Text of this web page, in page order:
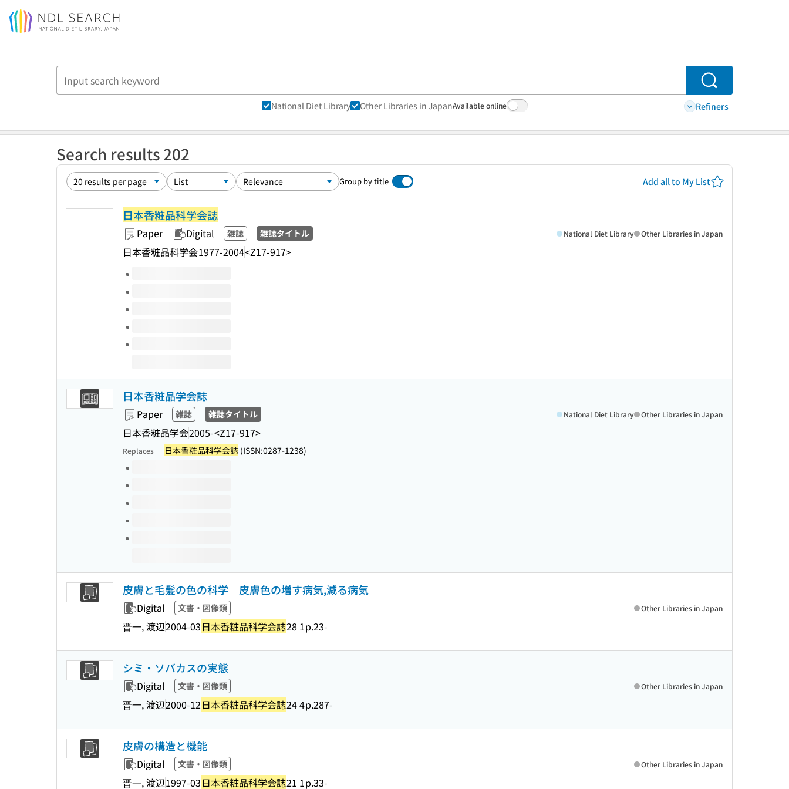
Jump to main content
Search
National Diet Library Other Libraries in JapanAvailable online Refiners
Search results 202
Group by title Add all to My List
日本香粧品科学会誌
Paper Digital 雑誌 雑誌タイトル
日本香粧品科学会1977-2004<Z17-917>
National Diet Library Other Libraries in Japan
Volumes of this title
日本香粧品学会誌
Paper 雑誌 雑誌タイトル
日本香粧品学会2005-<Z17-917>
National Diet Library Other Libraries in Japan
Replaces 日本香粧品科学会誌 (ISSN:0287-1238)
Volumes of this title
皮膚と毛髪の色の科学 皮膚色の増す病気,減る病気
Digital 文書・図像類
晋一, 渡辺2004-03日本香粧品科学会誌28 1p.23-
Other Libraries in Japan
シミ・ソバカスの実態
Digital 文書・図像類
晋一, 渡辺2000-12日本香粧品科学会誌24 4p.287-
Other Libraries in Japan
皮膚の構造と機能
Digital 文書・図像類
晋一, 渡辺1997-03日本香粧品科学会誌21 1p.33-
Other Libraries in Japan